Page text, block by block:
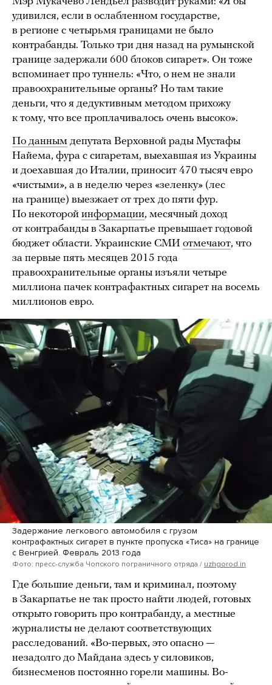
удивился, если в ослабленном государстве,
в регионе с четырьмя границами не было
контрабанды. Только три дня назад на румынской
границе задержали 600 блоков сигарет». Он тоже
вспоминает про туннель: «Что, о нем не знали
правоохранительные органы? Но там такие
деньги, что я дедуктивным методом прихожу
к тому, что все проплачивалось очень высоко».
По данным депутата Верховной рады Мустафы
Найема, фура с сигаретам, выехавшая из Украины
и доехавшая до Италии, приносит 470 тысяч евро
«чистыми», а в неделю через «зеленку» (лес
на границе) выезжает от трех до пяти фур.
По некоторой информации, месячный доход
от контрабанды в Закарпатье превышает годовой
бюджет области. Украинские СМИ отмечают, что
за первые пять месяцев 2015 года
правоохранительные органы изъяли четыре
миллиона пачек контрафактных сигарет на восемь
миллионов евро.
Задержание легкового автомобиля с грузом
контрафактных сигарет в пункте пропуска «Тиса» на границе
с Венгрией. Февраль 2013 года
Фото: пресс-служба Чопского пограничного отряда / uzhgorod.in
Где большие деньги, там и криминал, поэтому
в Закарпатье не так просто найти людей, готовых
открыто говорить про контрабанду, а местные
журналисты не делают соответствующих
расследований. «Во-первых, это опасно —
незадолго до Майдана здесь у силовиков,
бизнесменов постоянно горели машины. Во-